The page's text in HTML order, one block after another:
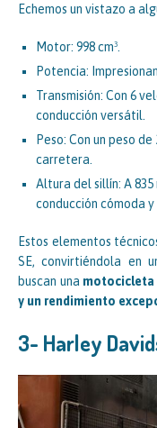
Echemos un vistazo a
Motor: 998 cm³.
Potencia:
Transmisión: Con 6
conducción versátil.
Peso: Con un peso
carretera.
Altura del sillín: A
conducción cómoda y
Estos elementos
SE, convirtiéndola en
buscan una motocicleta
y un rendimiento
3- Harley